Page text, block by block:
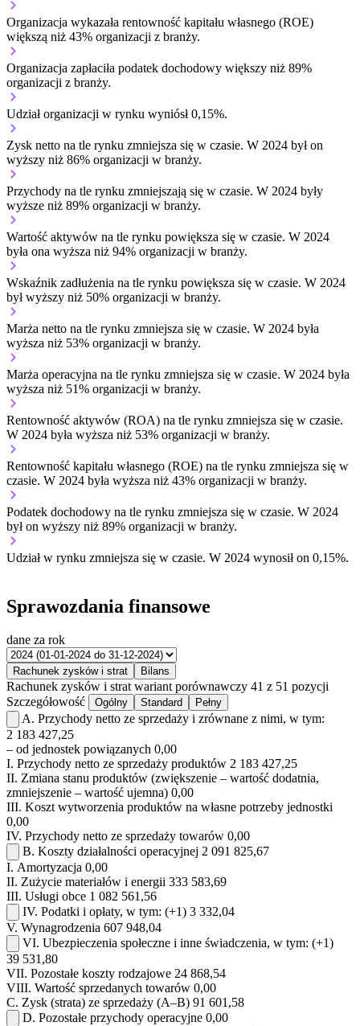
Organizacja wykazała rentowność kapitału własnego (ROE)
większą niż 43% organizacji z branży.
Organizacja zapłaciła podatek dochodowy większy niż 89%
organizacji z branży.
Udział organizacji w rynku wyniósł 0,15%.
Zysk netto na tle rynku zmniejsza się w czasie. W 2024 był on
wyższy niż 86% organizacji w branży.
Przychody na tle rynku zmniejszają się w czasie. W 2024 były
wyższe niż 89% organizacji w branży.
Wartość aktywów na tle rynku powiększa się w czasie. W 2024
była ona wyższa niż 94% organizacji w branży.
Wskaźnik zadłużenia na tle rynku powiększa się w czasie. W 2024
był wyższy niż 50% organizacji w branży.
Marża netto na tle rynku zmniejsza się w czasie. W 2024 była
wyższa niż 53% organizacji w branży.
Marża operacyjna na tle rynku zmniejsza się w czasie. W 2024 była
wyższa niż 51% organizacji w branży.
Rentowność aktywów (ROA) na tle rynku zmniejsza się w czasie.
W 2024 była wyższa niż 53% organizacji w branży.
Rentowność kapitału własnego (ROE) na tle rynku zmniejsza się w
czasie. W 2024 była wyższa niż 43% organizacji w branży.
Podatek dochodowy na tle rynku zmniejsza się w czasie. W 2024
był on wyższy niż 89% organizacji w branży.
Udział w rynku zmniejsza się w czasie. W 2024 wynosił on 0,15%.
Sprawozdania finansowe
dane za rok
Rachunek zysków i strat Bilans
Rachunek zysków i strat wariant porównawczy 41 z 51 pozycji
Szczegółowość
Ogólny Standard Pełny
A. Przychody netto ze sprzedaży i zrównane z nimi, w tym:
2 183 427,25
– od jednostek powiązanych 0,00
I. Przychody netto ze sprzedaży produktów 2 183 427,25
II. Zmiana stanu produktów (zwiększenie – wartość dodatnia,
zmniejszenie – wartość ujemna) 0,00
III. Koszt wytworzenia produktów na własne potrzeby jednostki
0,00
IV. Przychody netto ze sprzedaży towarów 0,00
B. Koszty działalności operacyjnej 2 091 825,67
I. Amortyzacja 0,00
II. Zużycie materiałów i energii 333 583,69
III. Usługi obce 1 082 561,56
IV. Podatki i opłaty, w tym: (+1) 3 332,04
V. Wynagrodzenia 607 948,04
VI. Ubezpieczenia społeczne i inne świadczenia, w tym: (+1)
39 531,80
VII. Pozostałe koszty rodzajowe 24 868,54
VIII. Wartość sprzedanych towarów 0,00
C. Zysk (strata) ze sprzedaży (A–B) 91 601,58
D. Pozostałe przychody operacyjne 0,00